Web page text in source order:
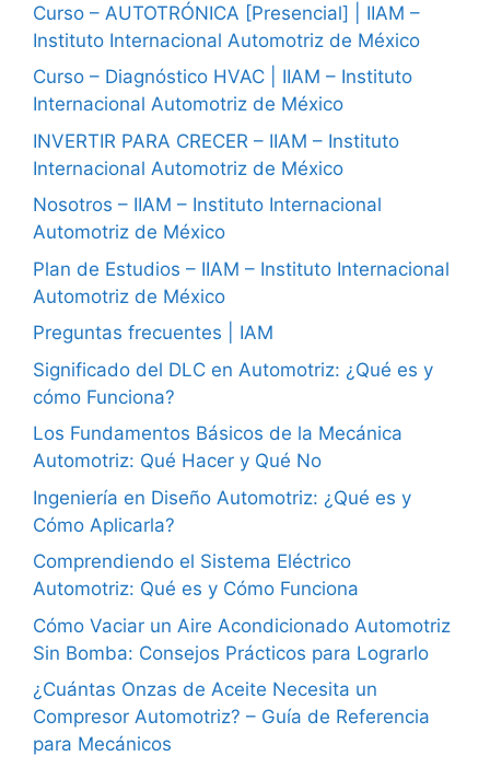
Curso – AUTOTRÓNICA [Presencial] | IIAM –
Instituto Internacional Automotriz de México
Curso – Diagnóstico HVAC | IIAM – Instituto
Internacional Automotriz de México
INVERTIR PARA CRECER – IIAM – Instituto
Internacional Automotriz de México
Nosotros – IIAM – Instituto Internacional
Automotriz de México
Plan de Estudios – IIAM – Instituto Internacional
Automotriz de México
Preguntas frecuentes | IAM
Significado del DLC en Automotriz: ¿Qué es y
cómo Funciona?
Los Fundamentos Básicos de la Mecánica
Automotriz: Qué Hacer y Qué No
Ingeniería en Diseño Automotriz: ¿Qué es y
Cómo Aplicarla?
Comprendiendo el Sistema Eléctrico
Automotriz: Qué es y Cómo Funciona
Cómo Vaciar un Aire Acondicionado Automotriz
Sin Bomba: Consejos Prácticos para Lograrlo
¿Cuántas Onzas de Aceite Necesita un
Compresor Automotriz? – Guía de Referencia
para Mecánicos